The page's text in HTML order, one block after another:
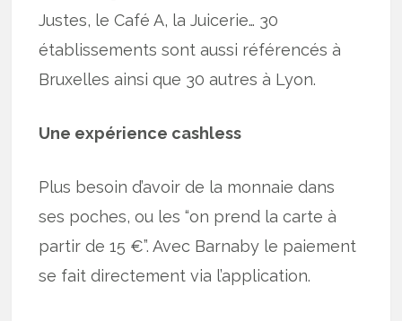
Justes, le Café A, la Juicerie… 30
établissements sont aussi référencés à
Bruxelles ainsi que 30 autres à Lyon.
Une expérience cashless
Plus besoin d’avoir de la monnaie dans
ses poches, ou les “on prend la carte à
partir de 15 €”. Avec Barnaby le paiement
se fait directement via l’application.